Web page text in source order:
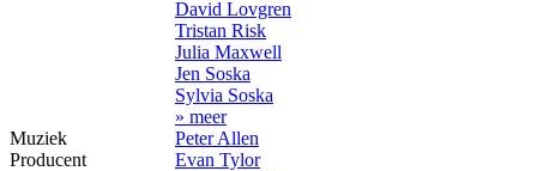
David Lovgren
Tristan Risk
Julia Maxwell
Jen Soska
Sylvia Soska
» meer
Muziek
Peter Allen
Producent
Evan Tylor